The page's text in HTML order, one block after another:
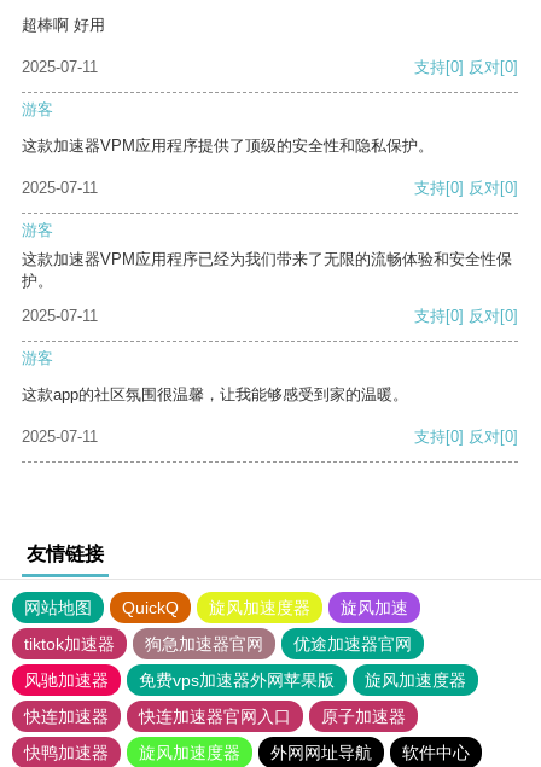
超棒啊 好用
2025-07-11 支持[0] 反对[0]
游客
这款加速器VPM应用程序提供了顶级的安全性和隐私保护。
2025-07-11 支持[0] 反对[0]
游客
这款加速器VPM应用程序已经为我们带来了无限的流畅体验和安全性保
护。
2025-07-11
支持[0] 反对[0]
游客
这款app的社区氛围很温馨，让我能够感受到家的温暖。
2025-07-11 支持[0] 反对[0]
友情链接
网站地图 QuickQ 旋风加速度器
旋风加速
tiktok加速器
狗急加速器官网
优途加速器官网
风驰加速器
免费vps加速器外网苹果版
旋风加速度器
快连加速器
快连加速器官网入口
原子加速器
快鸭加速器
旋风加速度器 外网网址导航 软件中心